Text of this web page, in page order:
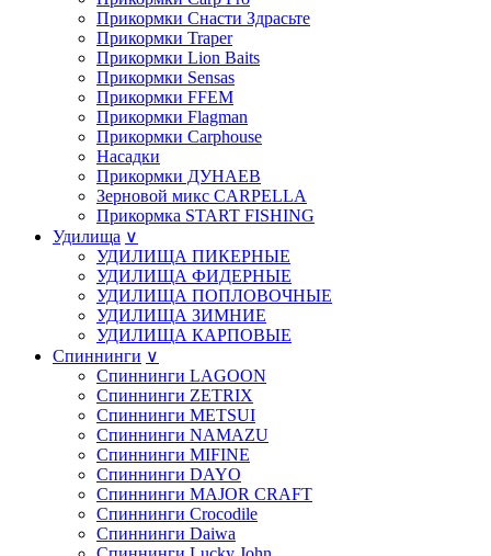
Прикормки Снасти Здрасьте
Прикормки Traper
Прикормки Lion Baits
Прикормки Sensas
Прикормки FFEM
Прикормки Flagman
Прикормки Carphouse
Насадки
Прикормки ДУНАЕВ
Зерновой микс CARPELLA
Прикормка START FISHING
Удилища ∨
УДИЛИЩА ПИКЕРНЫЕ
УДИЛИЩА ФИДЕРНЫЕ
УДИЛИЩА ПОПЛОВОЧНЫЕ
УДИЛИЩА ЗИМНИЕ
УДИЛИЩА КАРПОВЫЕ
Спиннинги ∨
Спиннинги LAGOON
Спиннинги ZETRIX
Спиннинги METSUI
Спиннинги NAMAZU
Спиннинги MIFINE
Спиннинги DAYO
Спиннинги MAJOR CRAFT
Спиннинги Crocodile
Спиннинги Daiwa